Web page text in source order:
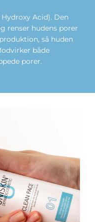
Acid). Den
renser hudens porer
så huden
både
porer.